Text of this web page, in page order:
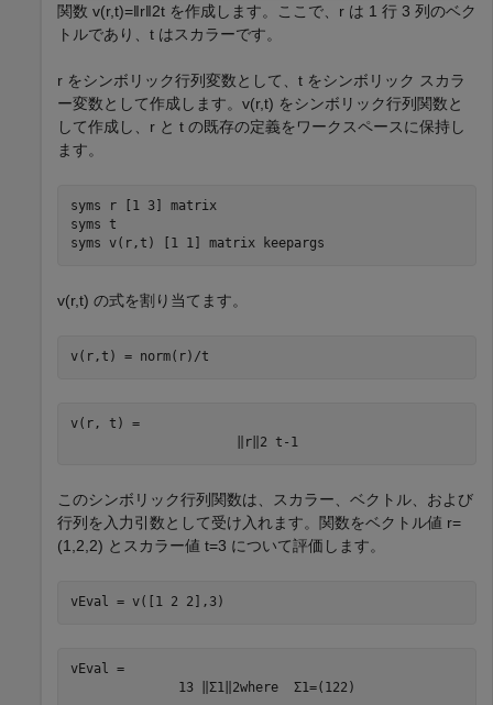
関数 v(r,t)=‖r‖2t を作成します。ここで、 r は 1 行 3 列のベク
トルであり、 t はスカラーです。
r をシンボリック行列変数として、 t をシンボリック スカラ
ー変数として作成します。 v(r,t) をシンボリック行列関数と
して作成し、 r と t の既存の定義をワークスペースに保持し
ます。
syms r [1 3]
matrix
syms t
syms v(r,t) [1 1] matrix keepargs
v(r,t) の式を割り当てます。
v(r,t) = norm(r)/t
v(r, t) =
r‖ 2 t - 1
このシンボリック行列関数は、スカラー、ベクトル、および
行列を入力引数として受け入れます。関数をベクトル値 r=
(1 2 2) とスカラー値 t=3 について評価します。
vEval = v([1 2 2],3)
13 Σ1 2where Σ1=( 122 )